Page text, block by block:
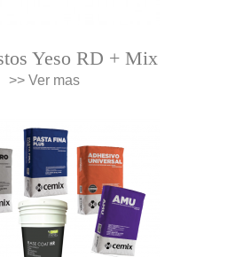
Yeso RD + Mix
>> Ver mas